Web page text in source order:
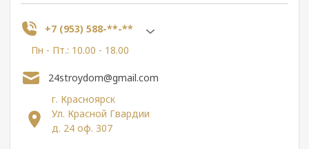
+7 (953) 588-**-**
Пн - Пт.: 10.00 - 18.00
г. Красноярск
Ул. Красной Гвардии
д. 24 оф. 307
24stroydom@gmail.com